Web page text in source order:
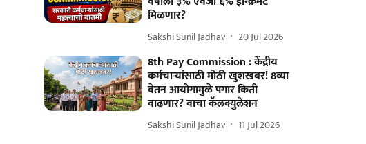
मिळणार?
Sakshi Sunil Jadhav 20 Jul 2026
8th Pay Commission : केंद्रीय
कर्मचाऱ्यांसाठी मोठी खुशखबर! 8व्या
वेतन आयोगामुळे पगार किती
वाढणार? वाचा कॅलक्युलेशन
Sakshi Sunil Jadhav 11 Jul 2026